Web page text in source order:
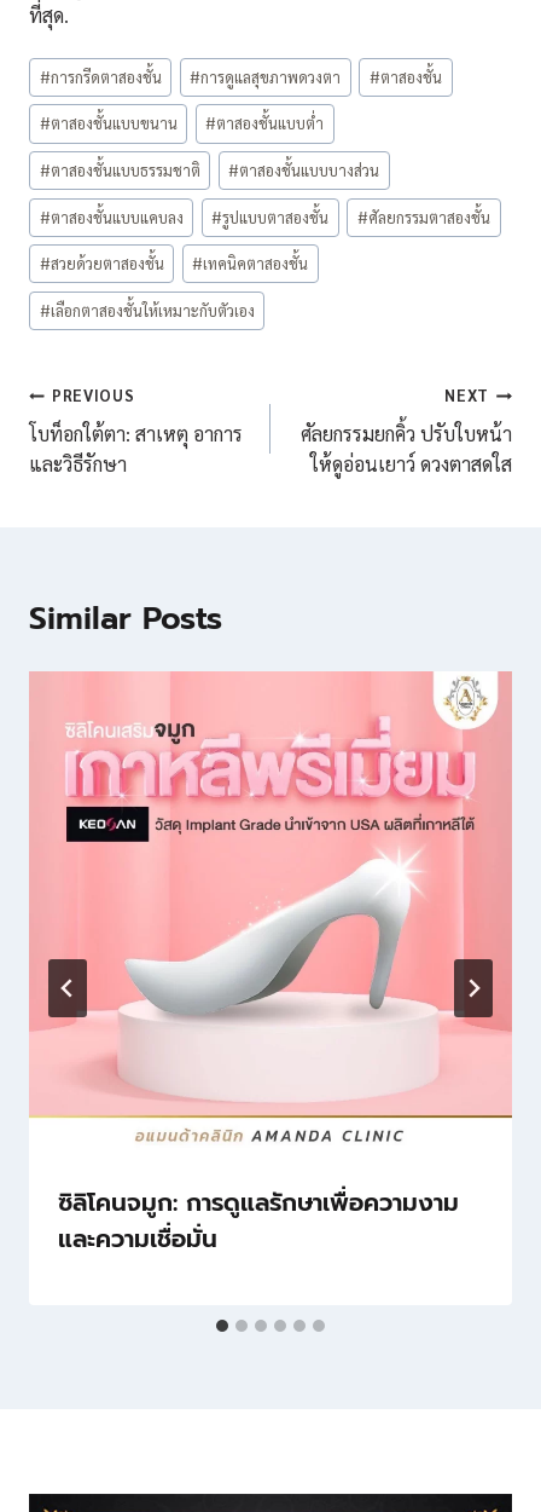
ที่สุด.
Post
Tags:
#การกรีดตาสองชั้น #การดูแลสุขภาพดวงตา #ตาสองชั้น
#ตาสองชั้นแบบขนาน #ตาสองชั้นแบบต่ำ
#ตาสองชั้นแบบธรรมชาติ #ตาสองชั้นแบบบางส่วน
#ตาสองชั้นแบบแคบลง #รูปแบบตาสองชั้น #ศัลยกรรมตาสองชั้น
#สวยด้วยตาสองชั้น #เทคนิคตาสองชั้น
#เลือกตาสองชั้นให้เหมาะกับตัวเอง
แนะแนว
เรื่อง
PREVIOUS
โบท็อกใต้ตา: สาเหตุ อาการ
และวิธีรักษา
NEXT
ศัลยกรรมยกคิ้ว ปรับใบหน้า
ให้ดูอ่อนเยาว์ ดวงตาสดใส
Similar Posts
ซิลิโคนจมูก: การดูแลรักษาเพื่อความงาม
และความเชื่อมั่น